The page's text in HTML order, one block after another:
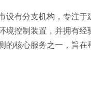
有分支机构，专注
境控制装置，并拥有
的核心服务之一，旨